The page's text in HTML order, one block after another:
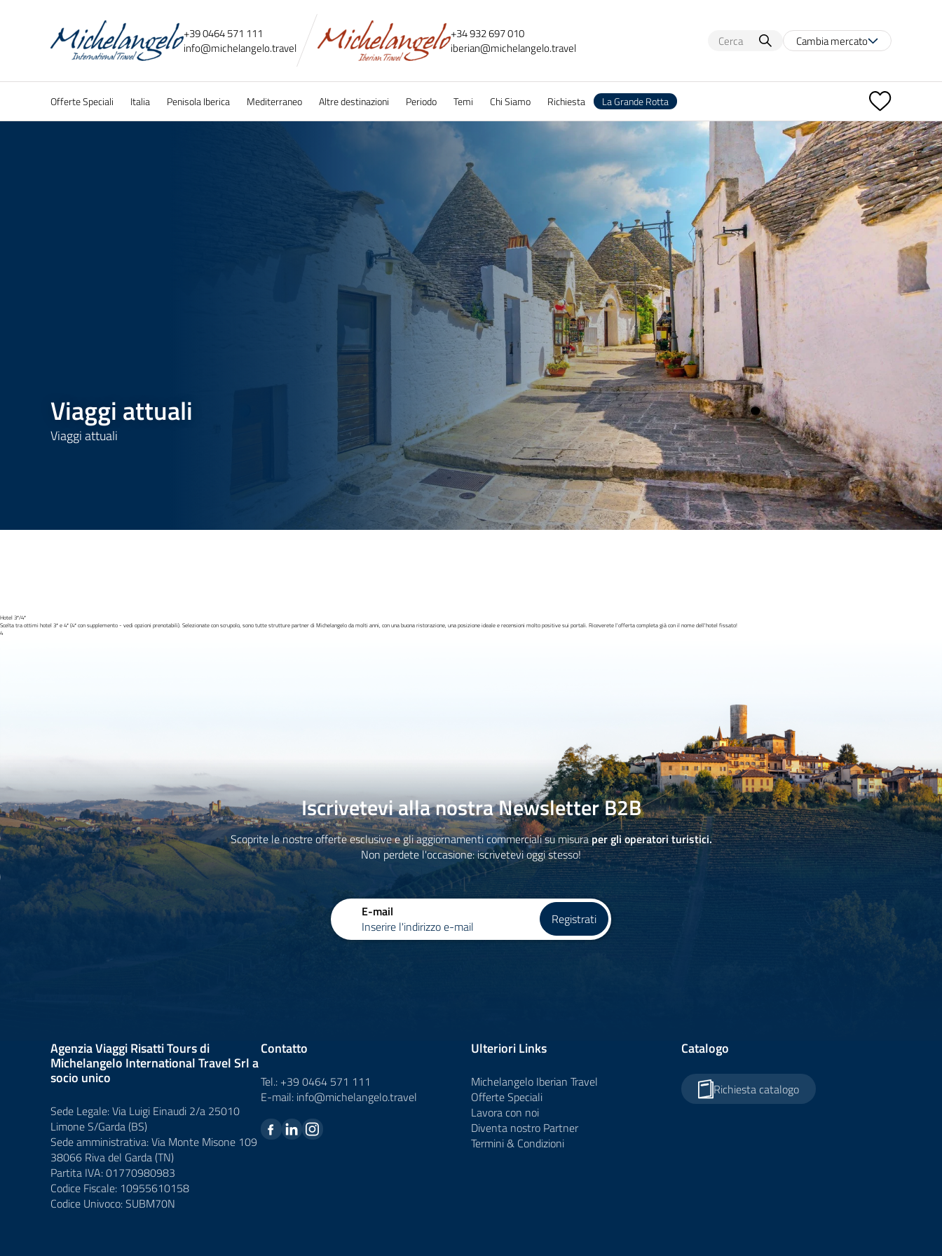
+39 0464 571 111
info@michelangelo.travel
+34 932 697 010
iberian@michelangelo.travel Cambia mercato
Offerte Speciali Italia Penisola Iberica Mediterraneo Altre destinazioni Periodo Temi Chi Siamo Richiesta La Grande Rotta
Viaggi attuali
Viaggi attuali
Hotel 3*/4*
Scelta tra ottimi hotel 3* e 4* (4* con supplemento - vedi opzioni prenotabili). Selezionate con scrupolo, sono tutte strutture partner di Michelangelo da molti anni, con una buona ristorazione, una posizione ideale e recensioni molto positive sui portali. Riceverete l'offerta completa già con il nome dell'hotel fissato!
4
Iscrivetevi alla nostra Newsletter B2B
Scoprite le nostre offerte esclusive e gli aggiornamenti commerciali su misuraper gli operatori turistici.
Non perdete l'occasione: iscrivetevi oggi stesso!
E-mail
Inserire l'indirizzo e-mail
Registrati
Agenzia Viaggi Risatti Tours di
Michelangelo International Travel Srl a
socio unico
Sede Legale: Via Luigi Einaudi 2/a 25010
Limone S/Garda (BS)
Sede amministrativa: Via Monte Misone 109
38066 Riva del Garda (TN)
Partita IVA: 01770980983
Codice Fiscale: 10955610158
Codice Univoco: SUBM70N
Contatto
Tel.: +39 0464 571 111
E-mail: info@michelangelo.travel
Ulteriori Links
Michelangelo Iberian Travel
Offerte Speciali
Lavora con noi
Diventa nostro Partner
Termini & Condizioni
Catalogo
Richiesta catalogo